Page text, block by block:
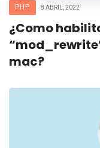
PHP 8 ABRIL, 2022
¿Como
mac?